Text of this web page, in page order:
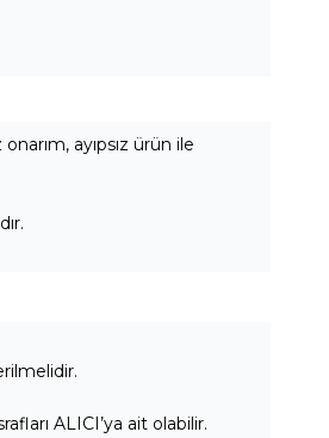
ayıpsız ürün ile
ALICI’ya ait olabilir.